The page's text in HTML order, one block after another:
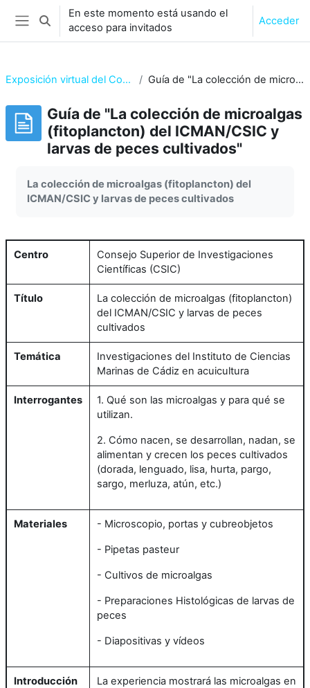
Salta al contenido principal
Panel lateral
Selector de búsqueda de entrada
En este momento está usando el
acceso para invitados
Acceder
Exposición virtual del Consejo Superior de Investigaciones Científicas (CSIC) Guía de "La colección de microalgas (fitoplancton) del ICMAN/CSIC y larvas de peces cultivados"
Guía de "La colección de microalgas
(fitoplancton) del ICMAN/CSIC y
larvas de peces cultivados"
La colección de microalgas (fitoplancton) del
ICMAN/CSIC y larvas de peces cultivados
Centro
Consejo Superior de Investigaciones
Científicas (CSIC)
Título
La colección de microalgas (fitoplancton)
del ICMAN/CSIC y larvas de peces
cultivados
Temática
Investigaciones del Instituto de Ciencias
Marinas de Cádiz en acuicultura
Interrogantes
1. Qué son las microalgas y para qué se
utilizan.
2. Cómo nacen, se desarrollan, nadan, se
alimentan y crecen los peces cultivados
(dorada, lenguado, lisa, hurta, pargo,
sargo, merluza, atún, etc.)
Materiales - Microscopio, portas y cubreobjetos
- Pipetas pasteur
- Cultivos de microalgas
- Preparaciones Histológicas de larvas de
peces
- Diapositivas y vídeos
Introducción
La experiencia mostrará las microalgas en